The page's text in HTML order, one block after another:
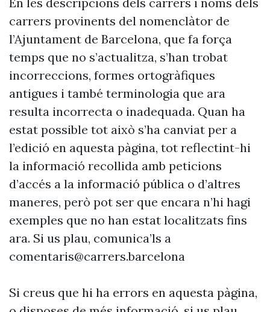
carrers provinents del nomenclàtor de
l’Ajuntament de Barcelona, que fa força
temps que no s’actualitza, s’han trobat
incorreccions, formes ortogràfiques
antigues i també terminologia que ara
resulta incorrecta o inadequada. Quan ha
estat possible tot això s’ha canviat per a
l’edició en aquesta pàgina, tot reflectint-hi
la informació recollida amb peticions
d’accés a la informació pública o d’altres
maneres, però pot ser que encara n’hi hagi
exemples que no han estat localitzats fins
ara. Si us plau, comunica’ls a
comentaris@carrers.barcelona
Si creus que hi ha errors en aquesta pàgina,